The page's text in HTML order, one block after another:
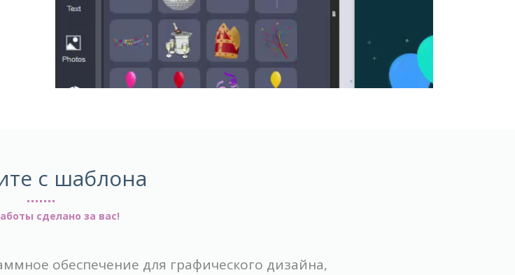
с шаблона
сделано за вас!
обеспечение для графического дизайна,